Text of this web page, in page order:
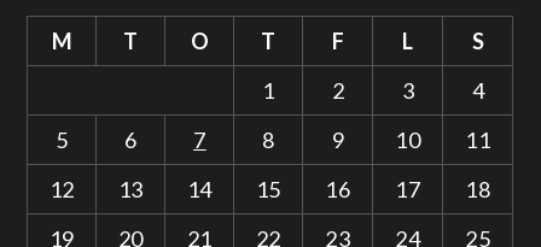
M T O T F L
S
1
2 3
4
5
6 7 8 9 10
11
12
13 14 15 16 17
18
19
20 21 22 23 24 25